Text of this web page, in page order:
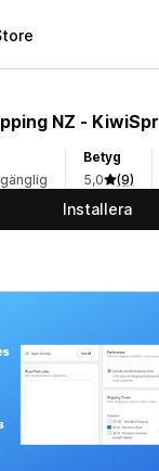
NZ ‑
Betyg
5,0
(9)
Installera